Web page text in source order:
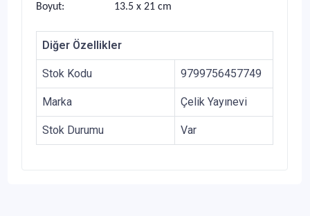
Boyut: 13.5 x 21 cm
Diğer Özellikler
Stok Kodu 9799756457749
Marka Çelik Yayınevi
Stok Durumu Var